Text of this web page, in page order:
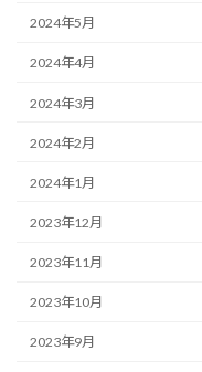
2024年5月
2024年4月
2024年3月
2024年2月
2024年1月
2023年12月
2023年11月
2023年10月
2023年9月